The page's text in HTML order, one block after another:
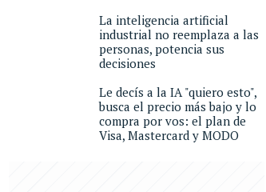
La inteligencia artificial
industrial no reemplaza a las
personas, potencia sus
decisiones
Le decís a la IA "quiero esto",
busca el precio más bajo y lo
compra por vos: el plan de
Visa, Mastercard y MODO